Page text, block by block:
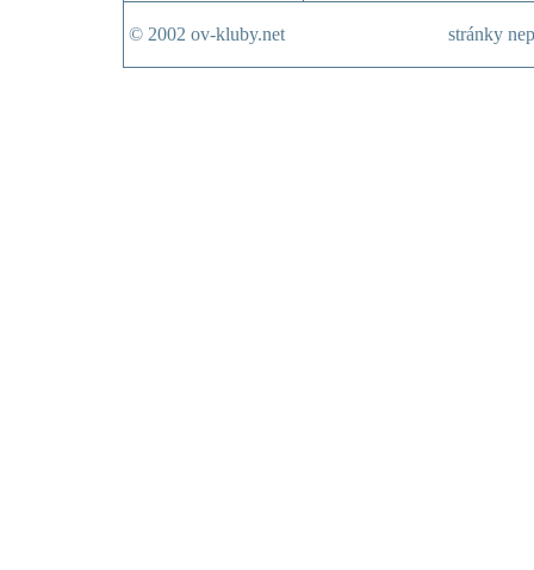
© 2002 ov-kluby.net stránky